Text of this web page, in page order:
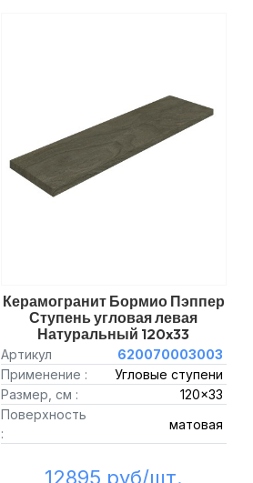
Керамогранит Бормио Пэппер
Ступень угловая левая
Натуральный 120x33
Артикул
620070003003
Применение :
Угловые ступени
Размер, см :
120x33
Поверхность
:
матовая
12895 руб/шт.